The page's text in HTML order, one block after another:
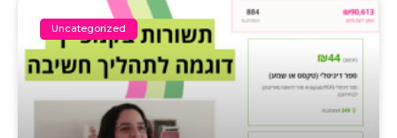
Uncategorized